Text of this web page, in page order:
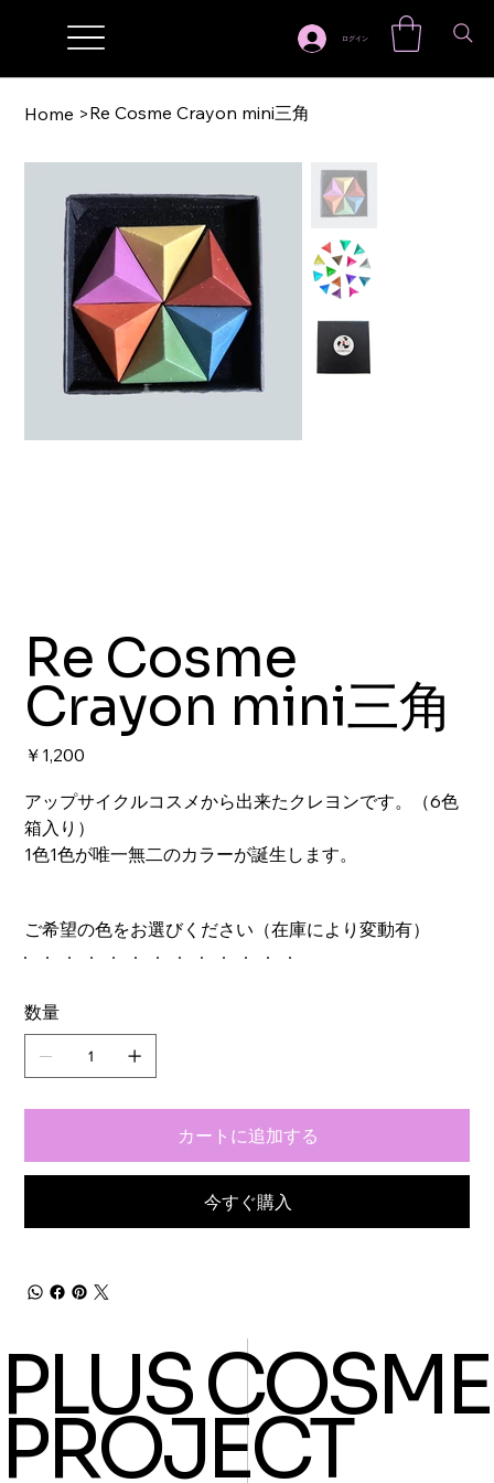
ログイン
Home >Re Cosme Crayon mini三角
Re Cosme
Crayon mini三角
価
格
￥1,200
アップサイクルコスメから出来たクレヨンです。（6色
箱入り）
1色1色が唯一無二のカラーが誕生します。
ご希望の色をお選びください（在庫により変動有）
数量
カートに追加する
今すぐ購入
PLUS COSME
PROJECT